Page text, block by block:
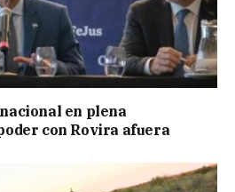
en plena
con Rovira afuera